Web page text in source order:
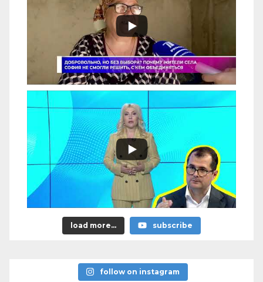
load more... subscribe
follow on instagram